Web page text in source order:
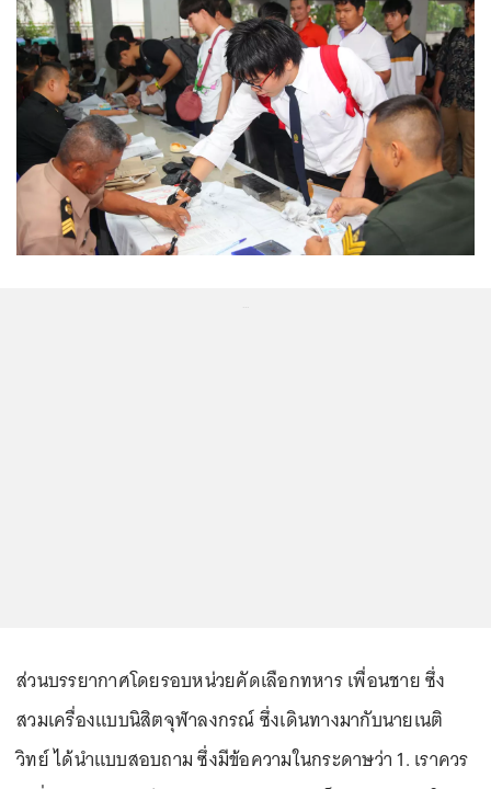
ส่วนบรรยากาศโดยรอบหน่วยคัดเลือกทหาร เพื่อนชาย ซึ่ง
สวมเครื่องแบบนิสิตจุฬาลงกรณ์ ซึ่งเดินทางมากับนายเนติ
วิทย์ ได้นำแบบสอบถาม ซึ่งมีข้อความในกระดาษว่า 1. เราควร